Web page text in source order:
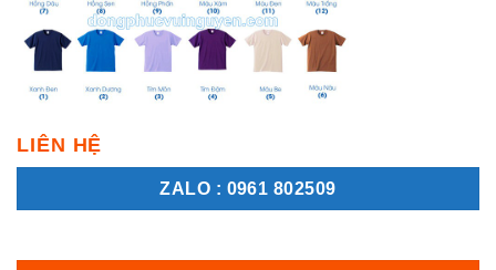
LIÊN HỆ
ZALO : 0961 802509